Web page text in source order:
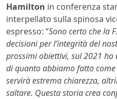
Hamilton in conferenza
interpellato sulla spinosa
espresso: “Sono certo che la
decisioni per l’integrità del
prossimi obiettivi, sul 2021
di quanto abbiamo fatto
servirà estrema chiarezza,
saltare. Questa storia crea